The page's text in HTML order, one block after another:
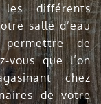
les différents
salle d’eau
de
vous que l’on
chez
de votre